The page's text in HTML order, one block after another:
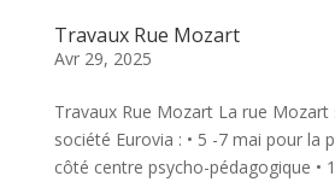
Travaux Rue Mozart
Avr 29, 2025
Travaux Rue Mozart La rue Mozart
société Eurovia : • 5 -7 mai pour la
côté centre psycho-pédagogique •